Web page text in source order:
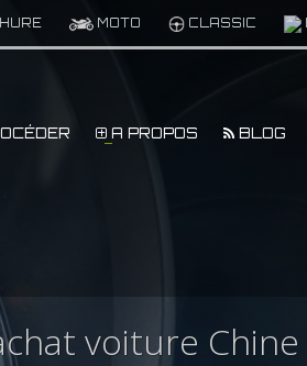
MOTO CLASSIC
A PROPOS BLOG
voiture Chine